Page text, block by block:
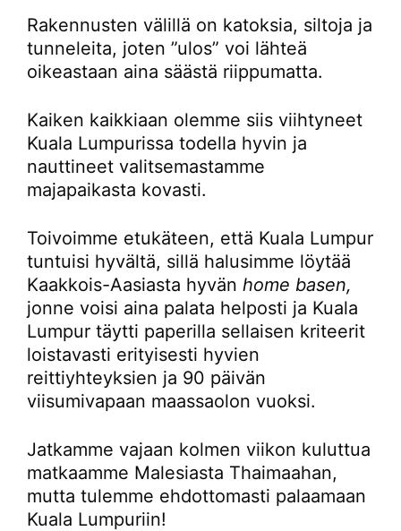
Rakennusten välillä on katoksia, siltoja ja
tunneleita, joten ”ulos” voi lähteä
oikeastaan aina säästä riippumatta.
Kaiken kaikkiaan olemme siis viihtyneet
Kuala Lumpurissa todella hyvin ja
nauttineet valitsemastamme
majapaikasta kovasti.
Toivoimme etukäteen, että Kuala Lumpur
tuntuisi hyvältä, sillä halusimme löytää
Kaakkois-Aasiasta hyvän home basen,
jonne voisi aina palata helposti ja Kuala
Lumpur täytti paperilla sellaisen kriteerit
loistavasti erityisesti hyvien
reittiyhteyksien ja 90 päivän
viisumivapaan maassaolon vuoksi.
Jatkamme vajaan kolmen viikon kuluttua
matkaamme Malesiasta Thaimaahan,
mutta tulemme ehdottomasti palaamaan
Kuala Lumpuriin!